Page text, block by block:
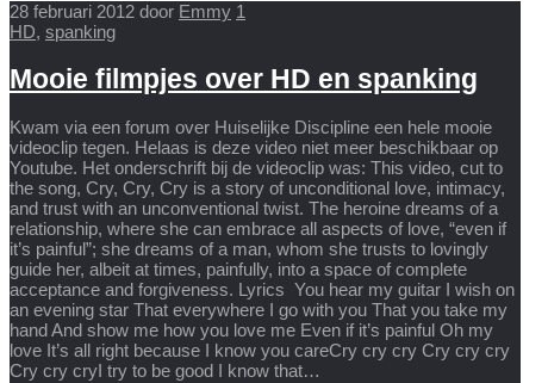
28 februari 2012 door Emmy 1
HD, spanking
Mooie filmpjes over HD en spanking
Kwam via een forum over Huiselijke Discipline een hele mooie
videoclip tegen. Helaas is deze video niet meer beschikbaar op
Youtube. Het onderschrift bij de videoclip was: This video, cut to
the song, Cry, Cry, Cry is a story of unconditional love, intimacy,
and trust with an unconventional twist. The heroine dreams of a
relationship, where she can embrace all aspects of love, “even if
it’s painful”; she dreams of a man, whom she trusts to lovingly
guide her, albeit at times, painfully, into a space of complete
acceptance and forgiveness. Lyrics You hear my guitar I wish on
an evening star That everywhere I go with you That you take my
hand And show me how you love me Even if it’s painful Oh my
love It’s all right because I know you careCry cry cry Cry cry cry
Cry cry cryI try to be good I know that…